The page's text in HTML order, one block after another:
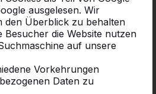
ausgelesen. Wir
den Überblick zu behalten
die Website nutzen
auf unsere
Vorkehrungen
Daten zu